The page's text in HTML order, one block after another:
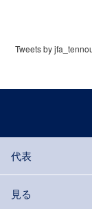
Tweets by
代表
見る